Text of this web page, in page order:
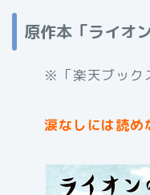
原作本「ライオ
※「楽天ブック
涙なしには読め